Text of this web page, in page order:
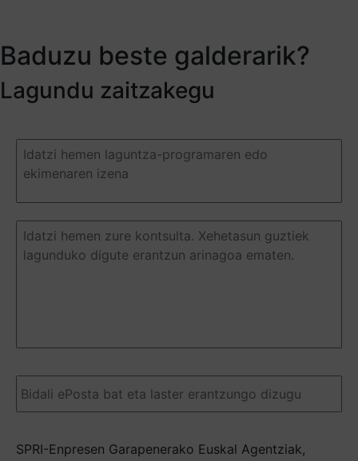
Baduzu beste galderarik?
Lagundu zaitzakegu
Duda
pregunta (Required)
Duda
pregunta (Required)
Email (Required)
SPRI-Enpresen Garapenerako Euskal Agentziak,